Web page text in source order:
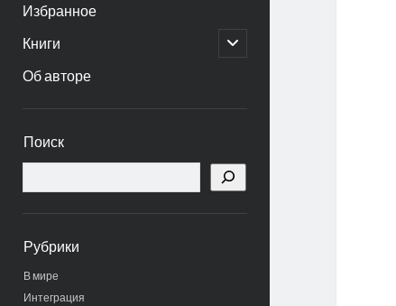
Избранное
Книги
открыть
дочернее
Об авторе
панель
Поиск
Рубрики
В мире
Интеграция